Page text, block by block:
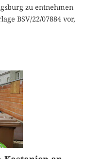
zu entnehmen
BSV/22/07884 vor,